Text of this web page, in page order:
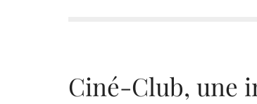
Ciné-Club, une